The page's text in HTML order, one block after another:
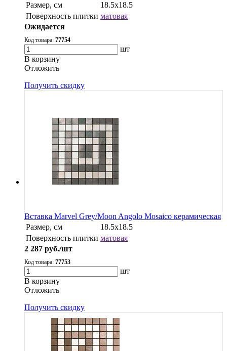
Размер, см
18.5x18.5
Поверхность плитки матовая
Ожидается
Код товара: 77754
шт
В корзину
Oтложить
Получить скидку
Вставка Marvel Grey/Moon Angolo Mosaico керамическая
Размер, см
18.5x18.5
Поверхность плитки матовая
2 287 руб./шт
Код товара: 77753
шт
В корзину
Oтложить
Получить скидку